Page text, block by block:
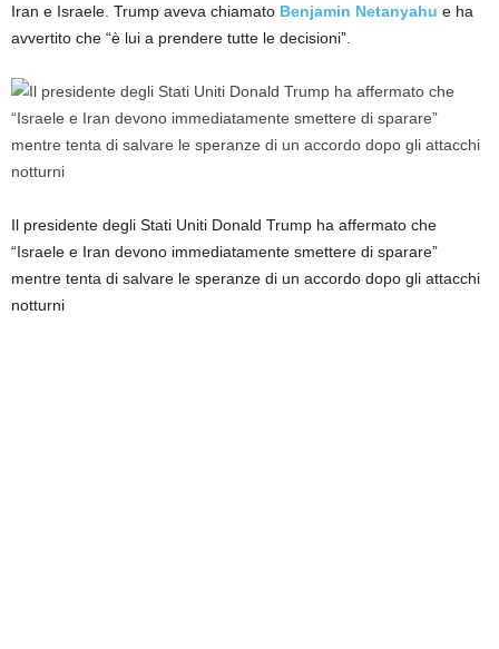
Iran e Israele. Trump aveva chiamato Benjamin Netanyahu e ha
avvertito che “è lui a prendere tutte le decisioni”.
Il presidente degli Stati Uniti Donald Trump ha affermato che
“Israele e Iran devono immediatamente smettere di sparare”
mentre tenta di salvare le speranze di un accordo dopo gli attacchi
notturni